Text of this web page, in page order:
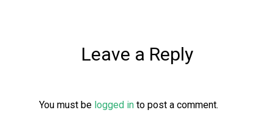
Leave a Reply
You must be logged in to post a comment.